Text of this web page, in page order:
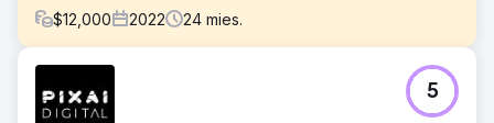
$12,000 2022 24 mies.
PegasusOne zwrócił się do nas z poważnym wyzwaniem.
Mieli obszerną listę słów kluczowych, które chcieli
5